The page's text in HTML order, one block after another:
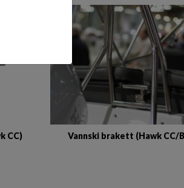
CC) Vannski brakett (Hawk CC/